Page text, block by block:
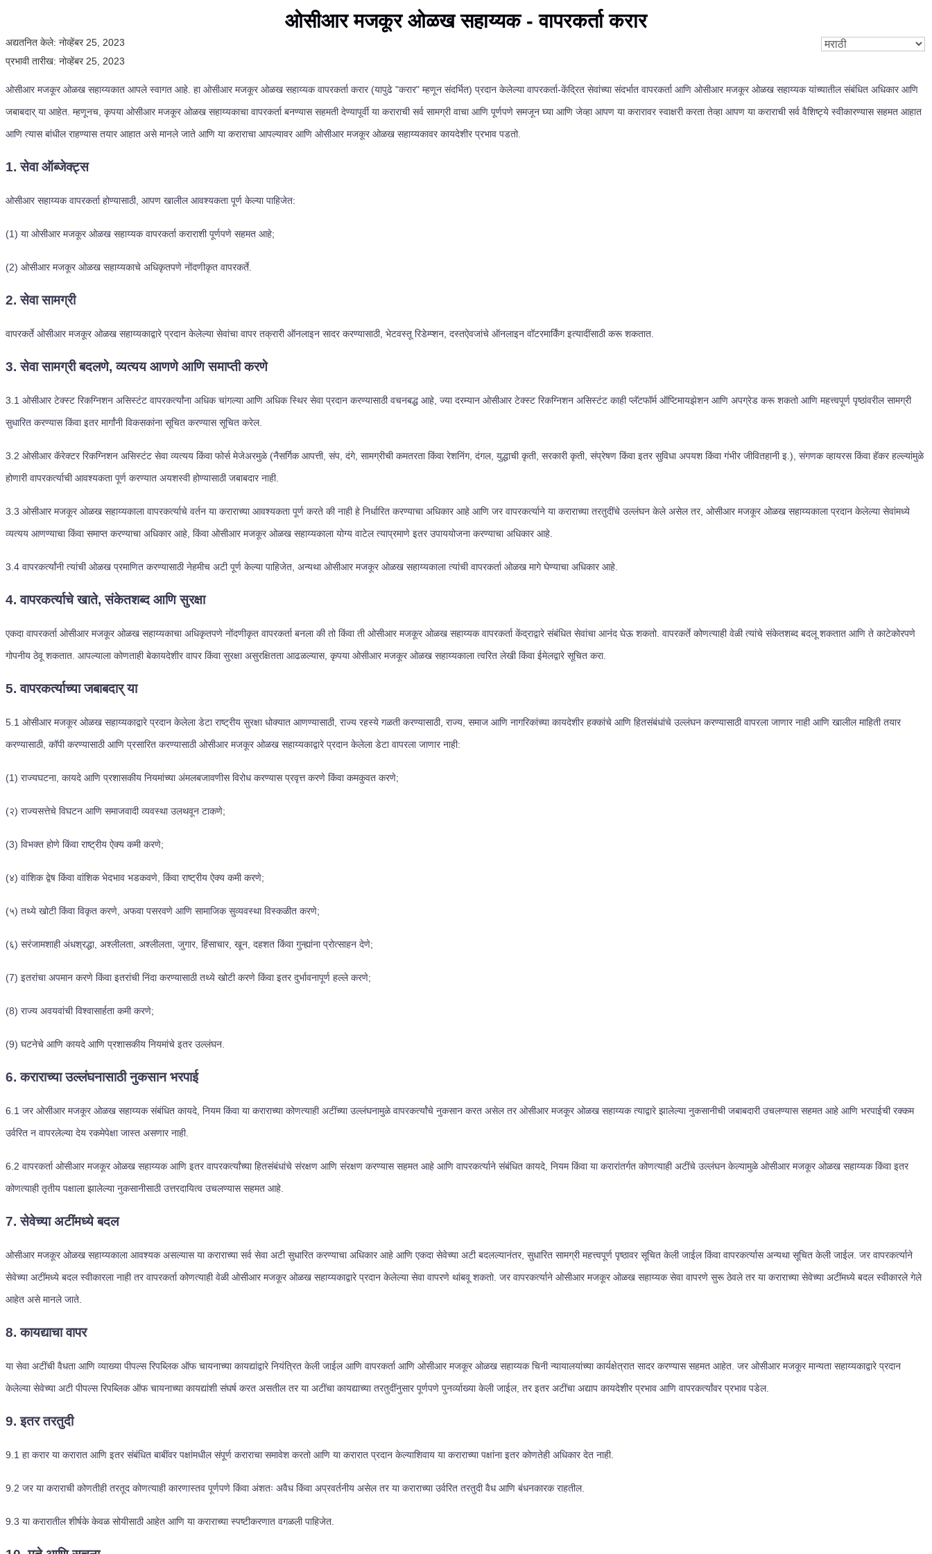
ओसीआर मजकूर ओळख सहाय्यक - वापरकर्ता करार
अद्यतनित केले: नोव्हेंबर 25, 2023
प्रभावी तारीख: नोव्हेंबर 25, 2023
ओसीआर मजकूर ओळख सहाय्यकात आपले स्वागत आहे. हा ओसीआर मजकूर ओळख सहाय्यक वापरकर्ता करार (यापुढे "करार" म्हणून संदर्भित) प्रदान केलेल्या वापरकर्ता-केंद्रित सेवांच्या संदर्भात वापरकर्ता आणि ओसीआर मजकूर ओळख सहाय्यक यांच्यातील संबंधित अधिकार आणि
जबाबदार् या आहेत. म्हणूनच, कृपया ओसीआर मजकूर ओळख सहाय्यकाचा वापरकर्ता बनण्यास सहमती देण्यापूर्वी या कराराची सर्व सामग्री वाचा आणि पूर्णपणे समजून घ्या आणि जेव्हा आपण या करारावर स्वाक्षरी करता तेव्हा आपण या कराराची सर्व वैशिष्ट्ये स्वीकारण्यास सहमत आहात
आणि त्यास बांधील राहण्यास तयार आहात असे मानले जाते आणि या कराराचा आपल्यावर आणि ओसीआर मजकूर ओळख सहाय्यकावर कायदेशीर प्रभाव पडतो.
1. सेवा ऑब्जेक्ट्स
ओसीआर सहाय्यक वापरकर्ता होण्यासाठी, आपण खालील आवश्यकता पूर्ण केल्या पाहिजेत:
(1) या ओसीआर मजकूर ओळख सहाय्यक वापरकर्ता कराराशी पूर्णपणे सहमत आहे;
(2) ओसीआर मजकूर ओळख सहाय्यकाचे अधिकृतपणे नोंदणीकृत वापरकर्ते.
2. सेवा सामग्री
वापरकर्ते ओसीआर मजकूर ओळख सहाय्यकाद्वारे प्रदान केलेल्या सेवांचा वापर तक्रारी ऑनलाइन सादर करण्यासाठी, भेटवस्तू रिडेम्प्शन, दस्तऐवजांचे ऑनलाइन वॉटरमार्किंग इत्यादींसाठी करू शकतात.
3. सेवा सामग्री बदलणे, व्यत्यय आणणे आणि समाप्ती करणे
3.1 ओसीआर टेक्स्ट रिकग्निशन असिस्टंट वापरकर्त्यांना अधिक चांगल्या आणि अधिक स्थिर सेवा प्रदान करण्यासाठी वचनबद्ध आहे, ज्या दरम्यान ओसीआर टेक्स्ट रिकग्निशन असिस्टंट काही प्लॅटफॉर्म ऑप्टिमायझेशन आणि अपग्रेड करू शकतो आणि महत्त्वपूर्ण पृष्ठांवरील सामग्री
सुधारित करण्यास किंवा इतर मार्गांनी विकसकांना सूचित करण्यास सूचित करेल.
3.2 ओसीआर कॅरेक्टर रिकग्निशन असिस्टंट सेवा व्यत्यय किंवा फोर्स मेजेअरमुळे (नैसर्गिक आपत्ती, संप, दंगे, सामग्रीची कमतरता किंवा रेशनिंग, दंगल, युद्धाची कृती, सरकारी कृती, संप्रेषण किंवा इतर सुविधा अपयश किंवा गंभीर जीवितहानी इ.), संगणक व्हायरस किंवा हॅकर हल्ल्यांमुळे
होणारी वापरकर्त्याची आवश्यकता पूर्ण करण्यात अयशस्वी होण्यासाठी जबाबदार नाही.
3.3 ओसीआर मजकूर ओळख सहाय्यकाला वापरकर्त्याचे वर्तन या कराराच्या आवश्यकता पूर्ण करते की नाही हे निर्धारित करण्याचा अधिकार आहे आणि जर वापरकर्त्याने या कराराच्या तरतुदींचे उल्लंघन केले असेल तर, ओसीआर मजकूर ओळख सहाय्यकाला प्रदान केलेल्या सेवांमध्ये
व्यत्यय आणण्याचा किंवा समाप्त करण्याचा अधिकार आहे, किंवा ओसीआर मजकूर ओळख सहाय्यकाला योग्य वाटेल त्याप्रमाणे इतर उपाययोजना करण्याचा अधिकार आहे.
3.4 वापरकर्त्यांनी त्यांची ओळख प्रमाणित करण्यासाठी नेहमीच अटी पूर्ण केल्या पाहिजेत, अन्यथा ओसीआर मजकूर ओळख सहाय्यकाला त्यांची वापरकर्ता ओळख मागे घेण्याचा अधिकार आहे.
4. वापरकर्त्याचे खाते, संकेतशब्द आणि सुरक्षा
एकदा वापरकर्ता ओसीआर मजकूर ओळख सहाय्यकाचा अधिकृतपणे नोंदणीकृत वापरकर्ता बनला की तो किंवा ती ओसीआर मजकूर ओळख सहाय्यक वापरकर्ता केंद्राद्वारे संबंधित सेवांचा आनंद घेऊ शकतो. वापरकर्ते कोणत्याही वेळी त्यांचे संकेतशब्द बदलू शकतात आणि ते काटेकोरपणे
गोपनीय ठेवू शकतात. आपल्याला कोणताही बेकायदेशीर वापर किंवा सुरक्षा असुरक्षितता आढळल्यास, कृपया ओसीआर मजकूर ओळख सहाय्यकाला त्वरित लेखी किंवा ईमेलद्वारे सूचित करा.
5. वापरकर्त्याच्या जबाबदार् या
5.1 ओसीआर मजकूर ओळख सहाय्यकाद्वारे प्रदान केलेला डेटा राष्ट्रीय सुरक्षा धोक्यात आणण्यासाठी, राज्य रहस्ये गळती करण्यासाठी, राज्य, समाज आणि नागरिकांच्या कायदेशीर हक्कांचे आणि हितसंबंधांचे उल्लंघन करण्यासाठी वापरला जाणार नाही आणि खालील माहिती तयार
करण्यासाठी, कॉपी करण्यासाठी आणि प्रसारित करण्यासाठी ओसीआर मजकूर ओळख सहाय्यकाद्वारे प्रदान केलेला डेटा वापरला जाणार नाही:
(1) राज्यघटना, कायदे आणि प्रशासकीय नियमांच्या अंमलबजावणीस विरोध करण्यास प्रवृत्त करणे किंवा कमकुवत करणे;
(२) राज्यसत्तेचे विघटन आणि समाजवादी व्यवस्था उलथवून टाकणे;
(3) विभक्त होणे किंवा राष्ट्रीय ऐक्य कमी करणे;
(४) वांशिक द्वेष किंवा वांशिक भेदभाव भडकवणे, किंवा राष्ट्रीय ऐक्य कमी करणे;
(५) तथ्ये खोटी किंवा विकृत करणे, अफवा पसरवणे आणि सामाजिक सुव्यवस्था विस्कळीत करणे;
(६) सरंजामशाही अंधश्रद्धा, अश्लीलता, अश्लीलता, जुगार, हिंसाचार, खून, दहशत किंवा गुन्ह्यांना प्रोत्साहन देणे;
(7) इतरांचा अपमान करणे किंवा इतरांची निंदा करण्यासाठी तथ्ये खोटी करणे किंवा इतर दुर्भावनापूर्ण हल्ले करणे;
(8) राज्य अवयवांची विश्वासार्हता कमी करणे;
(9) घटनेचे आणि कायदे आणि प्रशासकीय नियमांचे इतर उल्लंघन.
6. कराराच्या उल्लंघनासाठी नुकसान भरपाई
6.1 जर ओसीआर मजकूर ओळख सहाय्यक संबंधित कायदे, नियम किंवा या कराराच्या कोणत्याही अटींच्या उल्लंघनामुळे वापरकर्त्यांचे नुकसान करत असेल तर ओसीआर मजकूर ओळख सहाय्यक त्याद्वारे झालेल्या नुकसानीची जबाबदारी उचलण्यास सहमत आहे आणि भरपाईची रक्कम
उर्वरित न वापरलेल्या देय रकमेपेक्षा जास्त असणार नाही.
6.2 वापरकर्ता ओसीआर मजकूर ओळख सहाय्यक आणि इतर वापरकर्त्यांच्या हितसंबंधांचे संरक्षण आणि संरक्षण करण्यास सहमत आहे आणि वापरकर्त्याने संबंधित कायदे, नियम किंवा या करारांतर्गत कोणत्याही अटींचे उल्लंघन केल्यामुळे ओसीआर मजकूर ओळख सहाय्यक किंवा इतर
कोणत्याही तृतीय पक्षाला झालेल्या नुकसानीसाठी उत्तरदायित्व उचलण्यास सहमत आहे.
7. सेवेच्या अटींमध्ये बदल
ओसीआर मजकूर ओळख सहाय्यकाला आवश्यक असल्यास या कराराच्या सर्व सेवा अटी सुधारित करण्याचा अधिकार आहे आणि एकदा सेवेच्या अटी बदलल्यानंतर, सुधारित सामग्री महत्त्वपूर्ण पृष्ठावर सूचित केली जाईल किंवा वापरकर्त्यास अन्यथा सूचित केली जाईल. जर वापरकर्त्याने
सेवेच्या अटींमध्ये बदल स्वीकारला नाही तर वापरकर्ता कोणत्याही वेळी ओसीआर मजकूर ओळख सहाय्यकाद्वारे प्रदान केलेल्या सेवा वापरणे थांबवू शकतो. जर वापरकर्त्याने ओसीआर मजकूर ओळख सहाय्यक सेवा वापरणे सुरू ठेवले तर या कराराच्या सेवेच्या अटींमध्ये बदल स्वीकारले गेले
आहेत असे मानले जाते.
8. कायद्याचा वापर
या सेवा अटींची वैधता आणि व्याख्या पीपल्स रिपब्लिक ऑफ चायनाच्या कायद्यांद्वारे नियंत्रित केली जाईल आणि वापरकर्ता आणि ओसीआर मजकूर ओळख सहाय्यक चिनी न्यायालयांच्या कार्यक्षेत्रात सादर करण्यास सहमत आहेत. जर ओसीआर मजकूर मान्यता सहाय्यकाद्वारे प्रदान
केलेल्या सेवेच्या अटी पीपल्स रिपब्लिक ऑफ चायनाच्या कायद्यांशी संघर्ष करत असतील तर या अटींचा कायद्याच्या तरतुदींनुसार पूर्णपणे पुनर्व्याख्या केली जाईल, तर इतर अटींचा अद्याप कायदेशीर प्रभाव आणि वापरकर्त्यांवर प्रभाव पडेल.
9. इतर तरतुदी
9.1 हा करार या करारात आणि इतर संबंधित बाबींवर पक्षांमधील संपूर्ण कराराचा समावेश करतो आणि या करारात प्रदान केल्याशिवाय या कराराच्या पक्षांना इतर कोणतेही अधिकार देत नाही.
9.2 जर या कराराची कोणतीही तरतूद कोणत्याही कारणास्तव पूर्णपणे किंवा अंशतः अवैध किंवा अप्रवर्तनीय असेल तर या कराराच्या उर्वरित तरतुदी वैध आणि बंधनकारक राहतील.
9.3 या करारातील शीर्षके केवळ सोयीसाठी आहेत आणि या कराराच्या स्पष्टीकरणात वगळली पाहिजेत.